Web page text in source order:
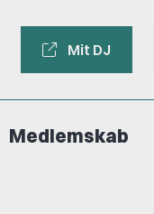
Mit DJ
Medlemskab